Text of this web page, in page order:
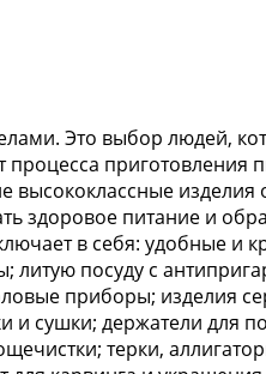
Это выбор людей,
приготовления
высококлассные
здоровое питание и
в себя: удобные и
литую посуду с
приборы; изделия
и сушки; держатели для
терки,